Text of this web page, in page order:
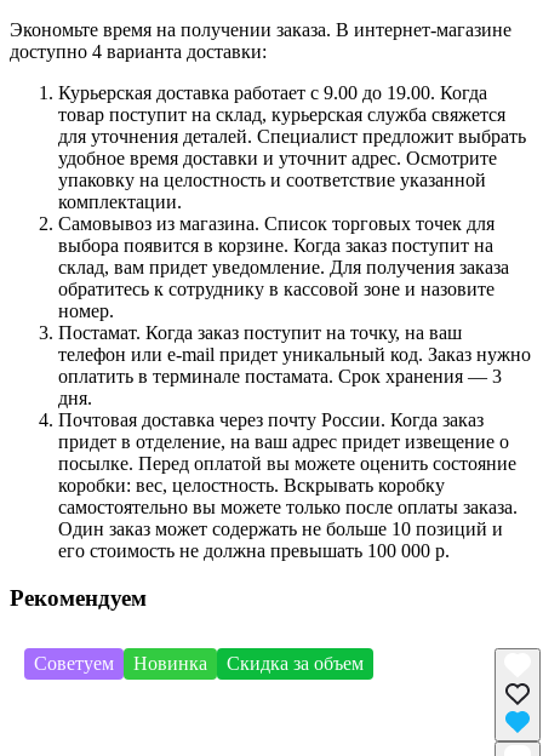
Экономьте время на получении заказа. В интернет-магазине
доступно 4 варианта доставки:
Курьерская доставка работает с 9.00 до 19.00. Когда
товар поступит на склад, курьерская служба свяжется
для уточнения деталей. Специалист предложит выбрать
удобное время доставки и уточнит адрес. Осмотрите
упаковку на целостность и соответствие указанной
комплектации.
Самовывоз из магазина. Список торговых точек для
выбора появится в корзине. Когда заказ поступит на
склад, вам придет уведомление. Для получения заказа
обратитесь к сотруднику в кассовой зоне и назовите
номер.
Постамат. Когда заказ поступит на точку, на ваш
телефон или e-mail придет уникальный код. Заказ нужно
оплатить в терминале постамата. Срок хранения — 3
дня.
Почтовая доставка через почту России. Когда заказ
придет в отделение, на ваш адрес придет извещение о
посылке. Перед оплатой вы можете оценить состояние
коробки: вес, целостность. Вскрывать коробку
самостоятельно вы можете только после оплаты заказа.
Один заказ может содержать не больше 10 позиций и
его стоимость не должна превышать 100 000 р.
Рекомендуем
Советуем Новинка Скидка за объем